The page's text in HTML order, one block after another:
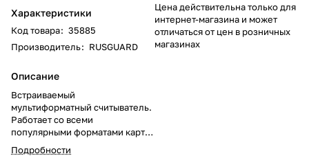
Характеристики
Код товара: 35885
Производитель: RUSGUARD
Описание
Встраиваемый
мультиформатный считыватель.
Работает со всеми
популярными форматами карт
на частотах 125 кГц и 13,56 МГц,
а также со смартфонами по
Подробности
Цена действительна только для
интернет-магазина и может
отличаться от цен в розничных
магазинах